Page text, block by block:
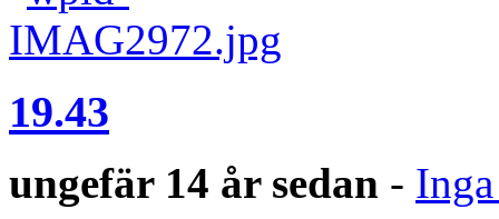
19.43
ungefär 14 år sedan -